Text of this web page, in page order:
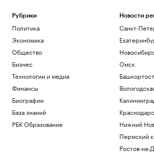
Хорватии в выдаче виз россиянам
Сенат США одобрил «адские» санкции
против России
Политика
Водитель автобуса сбил ногой дрон со
В Аргентине массажист рассказал о
последних днях Диего Марадоны
Спорт
Литовец на автомобиле протаранил
заграждения, пытаясь попасть в
Рубрики
Политика
Экономика
Общество
Бизнес
Технологии и медиа
Финансы
Биографии
База знаний
РБК Образование
Новости
Санкт-
Омск
Нижний
Пермский
Ростов-на-